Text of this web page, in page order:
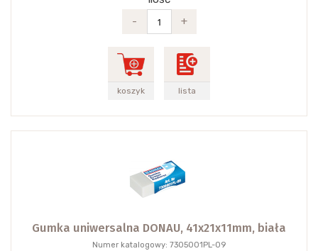
-
+
koszyk lista
Gumka uniwersalna DONAU, 41x21x11mm, biała
Numer katalogowy: 7305001PL-09